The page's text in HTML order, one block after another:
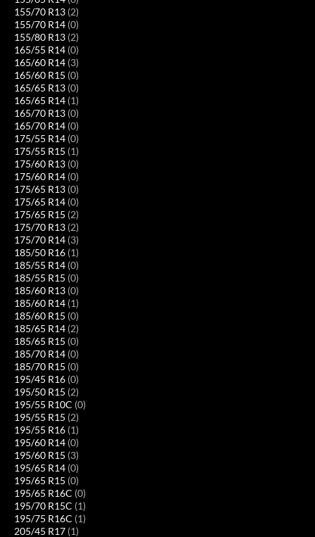
155/70 R13 (2)
155/70 R14 (0)
155/80 R13 (2)
165/55 R14 (0)
165/60 R14 (3)
165/60 R15 (0)
165/65 R13 (0)
165/65 R14 (1)
165/70 R13 (0)
165/70 R14 (0)
175/55 R14 (0)
175/55 R15 (1)
175/60 R13 (0)
175/60 R14 (0)
175/65 R13 (0)
175/65 R14 (0)
175/65 R15 (2)
175/70 R13 (2)
175/70 R14 (3)
185/50 R16 (1)
185/55 R14 (0)
185/55 R15 (0)
185/60 R13 (0)
185/60 R14 (1)
185/60 R15 (0)
185/65 R14 (2)
185/65 R15 (0)
185/70 R14 (0)
185/70 R15 (0)
195/45 R16 (0)
195/50 R15 (2)
195/55 R10C (0)
195/55 R15 (2)
195/55 R16 (1)
195/60 R14 (0)
195/60 R15 (3)
195/65 R14 (0)
195/65 R15 (0)
195/65 R16C (0)
195/70 R15C (1)
195/75 R16C (1)
205/45 R17 (1)